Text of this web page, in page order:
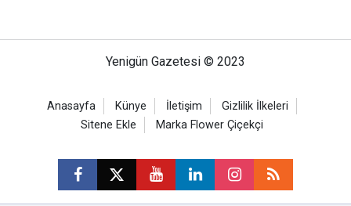
Yenigün Gazetesi © 2023
Anasayfa Künye İletişim
Gizlilik İlkeleri
Sitene Ekle
Marka Flower Çiçekçi